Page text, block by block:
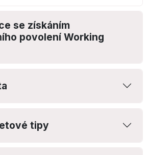
se získáním
povolení Working
tipy